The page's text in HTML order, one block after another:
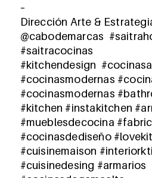
–
Dirección Arte &
@cabodemarcas
#saitracocinas
#kitchendesign
#cocinasmodernas
#cocinasmodernas
#kitchen #instakitchen
#mueblesdecocina
#cocinasdediseño
#cuisinemaison
#cuisinedesing #armarios